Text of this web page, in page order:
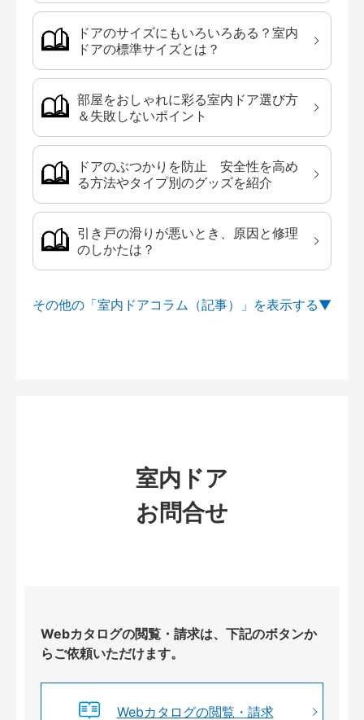
ドアのサイズにもいろいろある？室内
ドアの標準サイズとは？
部屋をおしゃれに彩る室内ドア選び方
＆失敗しないポイント
ドアのぶつかりを防止 安全性を高め
る方法やタイプ別のグッズを紹介
引き戸の滑りが悪いとき、原因と修理
のしかたは？
その他の「室内ドアコラム（記事）」を
室内ドア
お問合せ
Webカタログの閲覧・請求は、下記のボタンか
らご依頼いただけます。
Webカタログの閲覧・請求